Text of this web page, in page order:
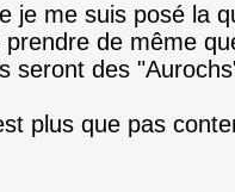
je me suis posé la
prendre de même
seront des
plus que pas